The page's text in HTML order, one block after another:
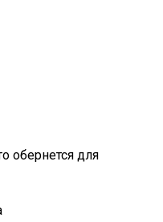
обернется для